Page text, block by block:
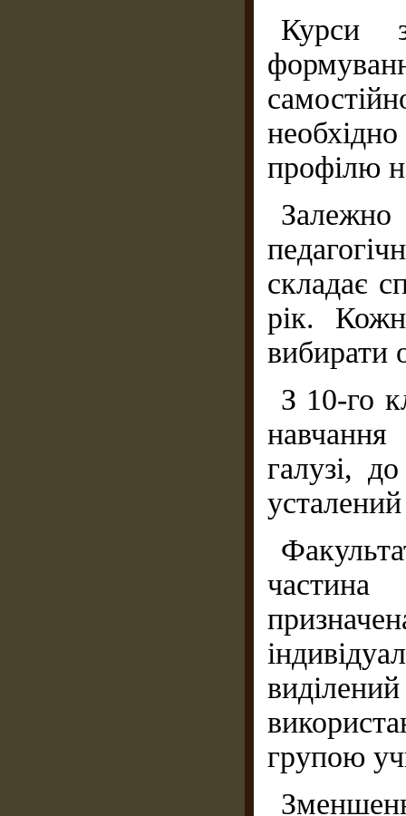
Курси
профілю
Залежно
складає
рік.
вибирати
З 10-го
галузі,
усталений
частина
групою